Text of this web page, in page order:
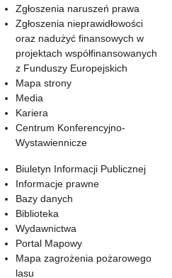
Zgłoszenia naruszeń prawa
Zgłoszenia nieprawidłowości
oraz nadużyć finansowych w
projektach współfinansowanych
z Funduszy Europejskich
Mapa strony
Media
Kariera
Centrum Konferencyjno-
Wystawiennicze
Biuletyn Informacji Publicznej
Informacje prawne
Bazy danych
Biblioteka
Wydawnictwa
Portal Mapowy
Mapa zagrożenia pożarowego
lasu